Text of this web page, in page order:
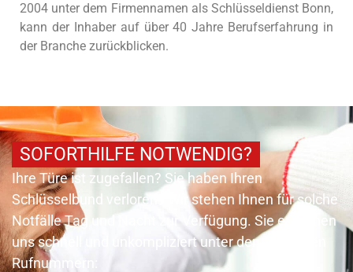
2004 unter dem Firmennamen als Schlüsseldienst Bonn,
kann der Inhaber auf über 40 Jahre Berufserfahrung in
der Branche zurückblicken.
SOFORTHILFE NOTWENDIG?
Ihre Türe ist zugefallen? Sie haben Ihren
Schlüsselbund verloren? Wir stehen Ihnen für solche
Notfälle Tag und Nacht zur Verfügung. Sie erreichen
uns schnell und unkompliziert unter den folgenden
Rufnummern: